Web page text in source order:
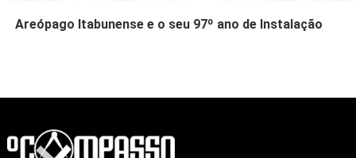
Areópago Itabunense e o seu 97º ano de Instalação